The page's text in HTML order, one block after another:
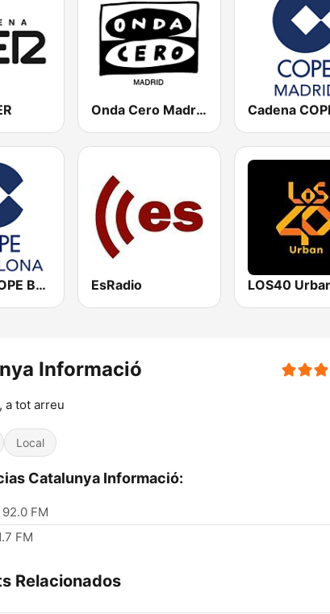
Onda Cero Madrid
Cadena COPE Barcelona FM EsRadio LOS40
Informació
a tot arreu
Local
Catalunya Informació:
92.0 FM
FM
Relacionados